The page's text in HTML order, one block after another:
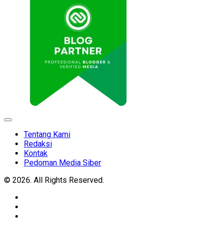
Expand
Tentang Kami
Redaksi
Kontak
Pedoman Media Siber
© 2026. All Rights Reserved.